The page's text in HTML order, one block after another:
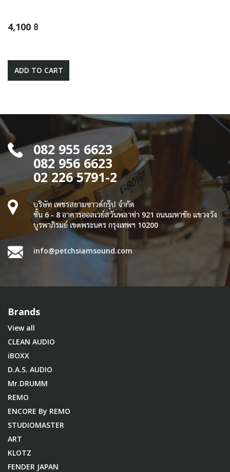
4,100 ฿
ADD TO CART
082 955 6623
082 956 6623
02 226 5791-2
บริษัท เพชรสยามซาวด์กรุ๊ป จำกัด
ชั้น 6 - 8 อาคารออลเวย์สวันพลาซ่า 921 ถนนมหาชัย แขวงวัง
บูรพาภิรมย์ เขตพระนคร กรุงเทพฯ 10200
info@petchsiamsound.com
Brands
View all
CLEAN AUDIO
iBOXX
D.A.S. AUDIO
Mr.DRUMM
REMO
ENCORE By REMO
STUDIOMASTER
ART
KLOTZ
FENDER JAPAN